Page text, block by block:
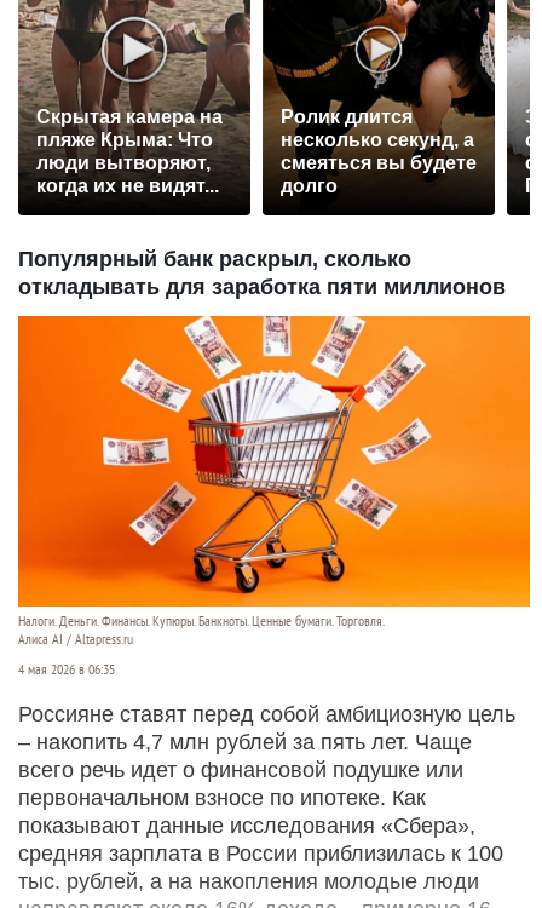
Скрытая камера на
пляже Крыма: Что
люди вытворяют,
когда их не видят...
Ролик длится
несколько секунд, а
смеяться вы будете
долго
Популярный банк раскрыл, сколько
откладывать для заработка пяти миллионов
Налоги. Деньги. Финансы. Купюры. Банкноты. Ценные бумаги. Торговля.
Алиса AI / Altapress.ru
4 мая 2026 в 06:35
Россияне ставят перед собой амбициозную цель
– накопить 4,7 млн рублей за пять лет. Чаще
всего речь идет о финансовой подушке или
первоначальном взносе по ипотеке. Как
показывают данные исследования «Сбера»,
средняя зарплата в России приблизилась к 100
тыс. рублей, а на накопления молодые люди